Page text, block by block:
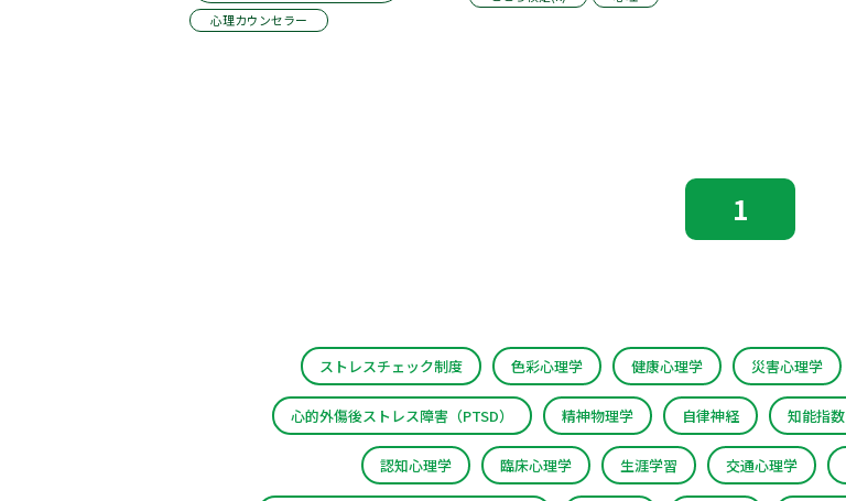
心理カウンセラー
1
ストレスチェック制度 色彩心理学 健康心理学 災害心理学
心的外傷後ストレス障害（PTSD） 精神物理学 自律神経 知能指数
認知心理学 臨床心理学 生涯学習 交通心理学